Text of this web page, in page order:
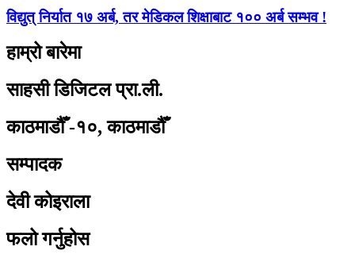
विद्युत् निर्यात १७ अर्ब, तर मेडिकल शिक्षाबाट १०० अर्ब सम्भव !
हाम्रो बारेमा
साहसी डिजिटल प्रा.ली.
काठमाडौँ -१०, काठमाडौँ
सम्पादक
देवी कोइराला
फलो गर्नुहोस